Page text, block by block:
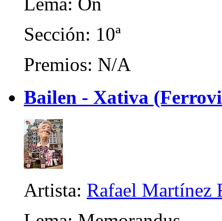
Sección: 10ª
Premios: N/A
Bailen - Xativa
Artista: Rafael Martínez